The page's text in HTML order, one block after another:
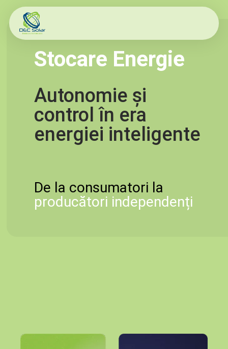
Stocare Energie
Autonomie și
control în era
energiei inteligente
De la consumatori la
producători independenți